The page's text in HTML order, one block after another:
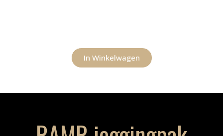
In Winkelwagen